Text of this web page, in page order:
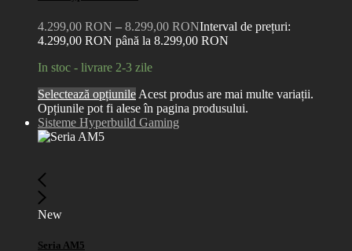
4.299,00 RON – 8.299,00 RONInterval de prețuri:
4.299,00 RON până la 8.299,00 RON
In stoc - livrare 2-3 zile
Selectează opțiunile Acest produs are mai multe variații.
Opțiunile pot fi alese în pagina produsului.
Sisteme Hyperbuild Gaming
New
Seria AM5